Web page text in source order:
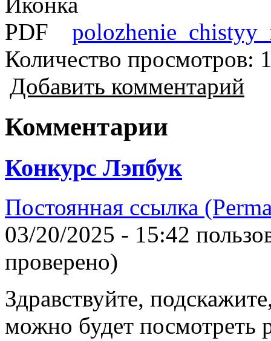
Количество просмотров:
Добавить комментарий
Комментарии
Конкурс Лэпбук
Постоянная ссылка
03/20/2025 - 15:42
проверено)
Здравствуйте,
можно будет посмотреть